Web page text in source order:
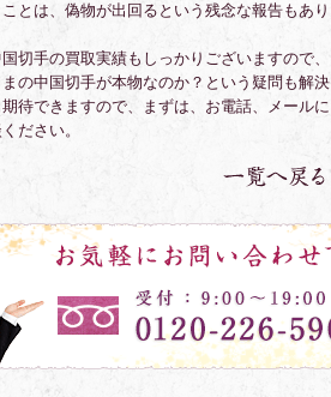
とは、偽物が出回るという残念な報告もあり
切手の買取実績もしっかりございますので、
の中国切手が本物なのか？という疑問も解決
待できますので、まずは、お電話、メールに
ださい。